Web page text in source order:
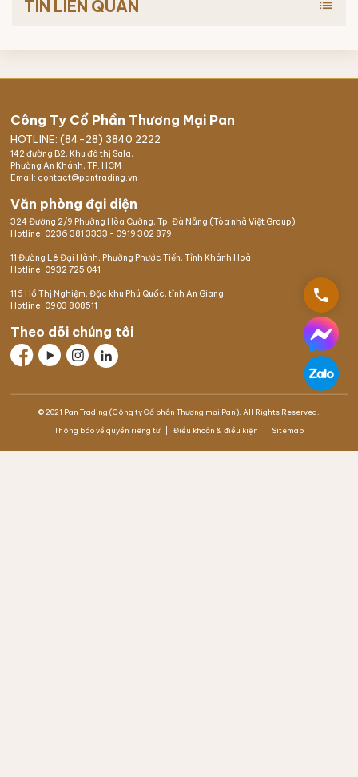
TIN LIÊN QUAN list
Công Ty Cổ Phần Thương Mại Pan
HOTLINE: (84-28) 3840 2222
142 đường B2, Khu đô thị Sala,
Phường An Khánh, TP. HCM
Email: contact@pantrading.vn
Văn phòng đại diện
324 Đường 2/9 Phường Hòa Cường, Tp. Đà Nẵng (Tòa nhà Việt Group)
Hotline: 0236 381 3333 - 0919 302 879
11 Đường Lê Đại Hành, Phường Phước Tiến, Tỉnh Khánh Hoà
Hotline: 0932 725 041
116 Hồ Thị Nghiệm, Đặc khu Phú Quốc, tỉnh An Giang
Hotline: 0903 808511
Theo dõi chúng tôi
© 2021 Pan Trading (Công ty Cổ phần Thương mại Pan). All Rights Reserved.
Thông báo về quyền riêng tư Điều khoản & điều kiện Sitemap
phone